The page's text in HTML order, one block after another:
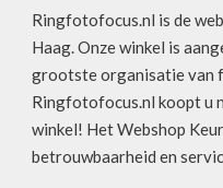
Ringfotofocus.nl is de
Haag. Onze winkel is
grootste organisatie van
Ringfotofocus.nl koopt u
winkel! Het Webshop
betrouwbaarheid en